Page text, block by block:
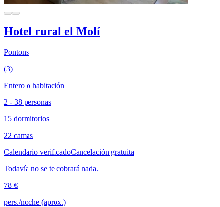
Hotel rural el Molí
Pontons
(3)
Entero o habitación
2 - 38 personas
15 dormitorios
22 camas
Calendario verificadoCancelación gratuita
Todavía no se te cobrará nada.
78 €
pers./noche (aprox.)